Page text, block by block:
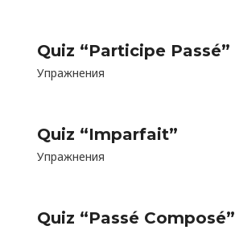
Quiz “Participe Passé”
Упражнения
Quiz “Imparfait”
Упражнения
Quiz “Passé Composé”